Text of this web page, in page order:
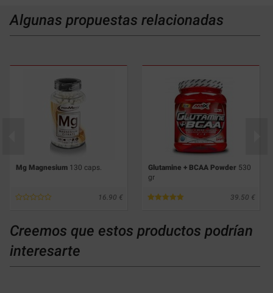
Algunas propuestas relacionadas
Mg Magnesium 130 caps.
16.90
Glutamine + BCAA Powder 530
gr
39.50
Creemos que estos productos podrían
interesarte